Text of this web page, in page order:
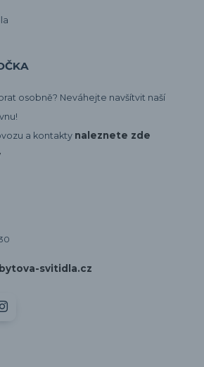
osobně? Neváhejte navšítvit naší
a kontakty naleznete zde
svitidla.cz